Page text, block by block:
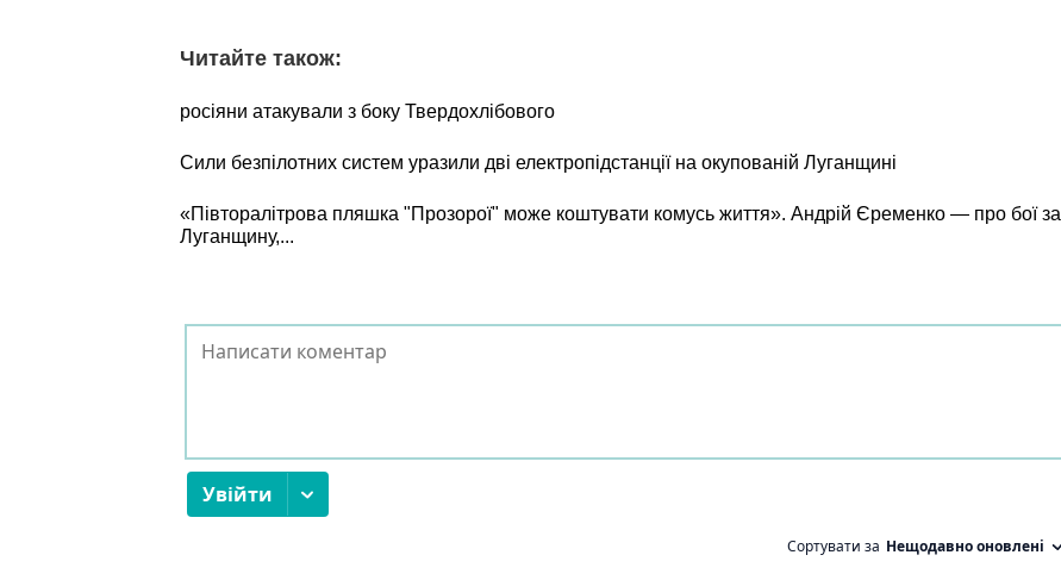
Читайте також:
росіяни атакували з боку Твердохлібового
Сили безпілотних систем уразили дві електропідстанції на окупованій Луганщині
«Півторалітрова пляшка "Прозорої" може коштувати комусь життя». Андрій Єременко — про бої за
Луганщину,...